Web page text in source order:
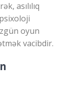
asılılıq
oyun
vacibdir.